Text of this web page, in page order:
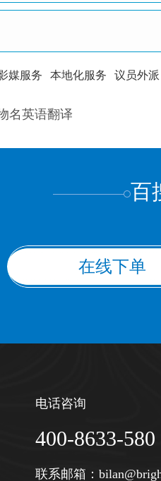
媒服务 本地化服务 议员外派
级 专业级 出版级
名英语翻译
百
在线下单
电话咨询
400-8633-580
联系邮箱：